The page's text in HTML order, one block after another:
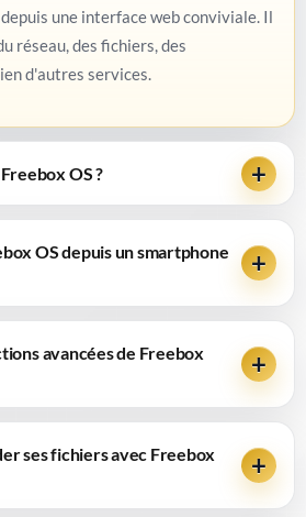
une interface web conviviale. Il
réseau, des fichiers, des
d'autres services.
OS ?
OS depuis un smartphone
avancées de Freebox
ses fichiers avec Freebox